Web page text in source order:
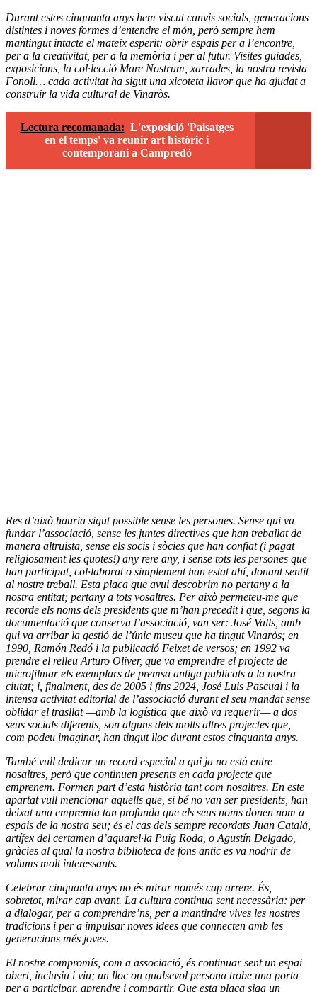
Durant estos cinquanta anys hem viscut canvis socials, generacions
distintes i noves formes d’entendre el món, però sempre hem
mantingut intacte el mateix esperit: obrir espais per a l’encontre,
per a la creativitat, per a la memòria i per al futur. Visites guiades,
exposicions, la col·lecció Mare Nostrum, xarrades, la nostra revista
Fonoll… cada activitat ha sigut una xicoteta llavor que ha ajudat a
construir la vida cultural de Vinaròs.
Lectura recomanada: L'exposició 'Paisatges
en el temps' va reunir art històric i
contemporani a Campredó
Res d’això hauria sigut possible sense les persones. Sense qui va
fundar l’associació, sense les juntes directives que han treballat de
manera altruista, sense els socis i sòcies que han confiat (i pagat
religiosament les quotes!) any rere any, i sense tots les persones que
han participat, col·laborat o simplement han estat ahí, donant sentit
al nostre treball. Esta placa que avui descobrim no pertany a la
nostra entitat; pertany a tots vosaltres. Per això permeteu-me que
recorde els noms dels presidents que m’han precedit i que, segons la
documentació que conserva l’associació, van ser: José Valls, amb
qui va arribar la gestió de l’únic museu que ha tingut Vinaròs; en
1990, Ramón Redó i la publicació Feixet de versos; en 1992 va
prendre el relleu Arturo Oliver, que va emprendre el projecte de
microfilmar els exemplars de premsa antiga publicats a la nostra
ciutat; i, finalment, des de 2005 i fins 2024, José Luis Pascual i la
intensa activitat editorial de l’associació durant el seu mandat sense
oblidar el trasllat —amb la logística que això va requerir— a dos
seus socials diferents, son alguns dels molts altres projectes que,
com podeu imaginar, han tingut lloc durant estos cinquanta anys.
També vull dedicar un record especial a qui ja no està entre
nosaltres, però que continuen presents en cada projecte que
emprenem. Formen part d’esta història tant com nosaltres. En este
apartat vull mencionar aquells que, si bé no van ser presidents, han
deixat una empremta tan profunda que els seus noms donen nom a
espais de la nostra seu; és el cas dels sempre recordats Juan Catalá,
artífex del certamen d’aquarel·la Puig Roda, o Agustín Delgado,
gràcies al qual la nostra biblioteca de fons antic es va nodrir de
volums molt interessants.
Celebrar cinquanta anys no és mirar només cap arrere. És,
sobretot, mirar cap avant. La cultura continua sent necessària: per
a dialogar, per a comprendre’ns, per a mantindre vives les nostres
tradicions i per a impulsar noves idees que connecten amb les
generacions més joves.
El nostre compromís, com a associació, és continuar sent un espai
obert, inclusiu i viu; un lloc on qualsevol persona trobe una porta
per a participar, aprendre i compartir. Que esta placa siga un